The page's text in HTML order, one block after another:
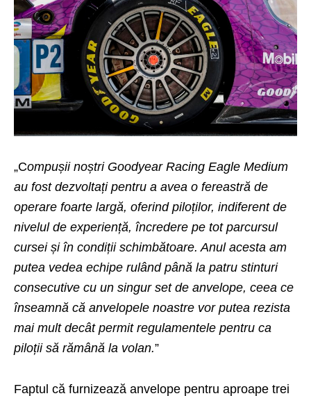
„Compușii noștri Goodyear Racing Eagle Medium
au fost dezvoltați pentru a avea o fereastră de
operare foarte largă, oferind piloților, indiferent de
nivelul de experiență, încredere pe tot parcursul
cursei și în condiții schimbătoare. Anul acesta am
putea vedea echipe rulând până la patru stinturi
consecutive cu un singur set de anvelope, ceea ce
înseamnă că anvelopele noastre vor putea rezista
mai mult decât permit regulamentele pentru ca
piloții să rămână la volan.”
Faptul că furnizează anvelope pentru aproape trei